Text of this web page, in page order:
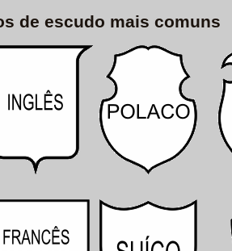
de escudo mais comuns